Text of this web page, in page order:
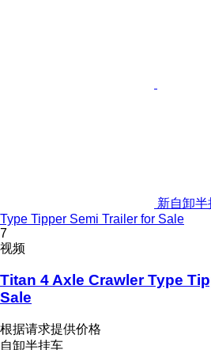
新自卸
Type Tipper Semi Trailer for Sale
7
视频
Titan 4 Axle Crawler Type
Sale
根据请求提供价格
自卸半挂车